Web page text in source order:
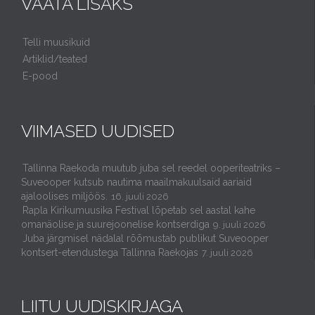
Telli muusikuid
Artiklid/teated
E-pood
VIIMASED UUDISED
Tallinna Raekoda muutub juba sel reedel ooperiteatriks –
Suveooper kutsub nautima maailmakuulsaid aariaid
ajaloolises miljöös.
16. juuli 2026
Rapla Kirikumuusika Festival lõpetab sel aastal kahe
omanäolise ja suurejoonelise kontserdiga 9. juuli 2026
Juba järgmisel nädalal rõõmustab publikut Suveooper
kontsert-etendustega Tallinna Raekojas 7. juuli 2026
LIITU UUDISKIRJAGA